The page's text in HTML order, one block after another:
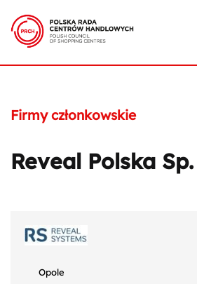
Firmy członkowskie
Reveal Polska
Opole